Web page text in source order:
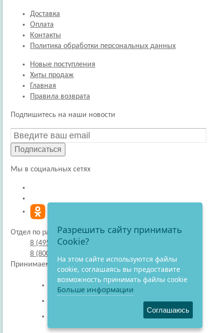
Доставка
Оплата
Контакты
Политика обработки персональных данных
Новые поступления
Хиты продаж
Главная
Правила возврата
Подпишитесь на наши новости
Подписаться
Мы в социальных сетях
Отдел по работе с покупателями
8 (495) 220-51-30
8 (800) 707-27-19
Принимаем к оплате
Разрешить сайту принимать
Cookie?
На этом сайте используются файлы
cookie, соглашаясь вы предоставите
возможность принимать файлы cookie
Больше информации
Соглашаюсь